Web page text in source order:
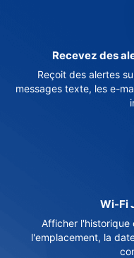
Recevez des
Reçoit des alertes
messages texte, les e-
Wi-Fi
Afficher l'historique
l'emplacement, la